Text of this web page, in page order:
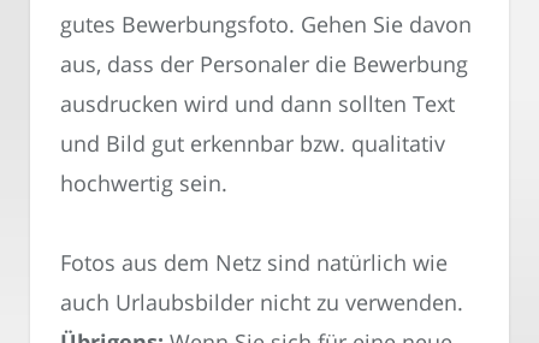
gutes Bewerbungsfoto. Gehen Sie davon
aus, dass der Personaler die Bewerbung
ausdrucken wird und dann sollten Text
und Bild gut erkennbar bzw. qualitativ
hochwertig sein.
Fotos aus dem Netz sind natürlich wie
auch Urlaubsbilder nicht zu verwenden.